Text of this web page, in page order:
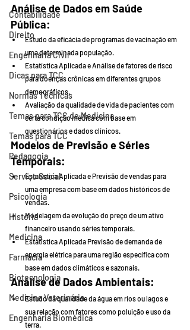
Contabilidade
Direito
Engenharia Civil
Dicas para TCC
Normas Técnicas
Temas para TCC de Medicina
Temas para TCC
Pedagogia
Serviço Social
Psicologia
História
Medicina
Farmácia
Biotecnologia
Medicina Veterinária
Engenharia Biomédica
Análise de Dados em Saúde
Pública:
Estudo da eficácia de programas de vacinação em
uma determinada população.
Estatística Aplicada e Análise de fatores de risco
para doenças crônicas em diferentes grupos
demográficos.
Avaliação da qualidade de vida de pacientes com
certa condição médica com base em
questionários e dados clínicos.
Modelos de Previsão e Séries
Temporais:
Estatística Aplicada e Previsão de vendas para
uma empresa com base em dados históricos de
vendas.
Modelagem da evolução do preço de um ativo
financeiro usando séries temporais.
Estatística Aplicada Previsão de demanda de
energia elétrica para uma região específica com
base em dados climáticos e sazonais.
Análise de Dados Ambientais:
Estudo da qualidade da água em rios ou lagos e
sua relação com fatores como poluição e uso da
terra.